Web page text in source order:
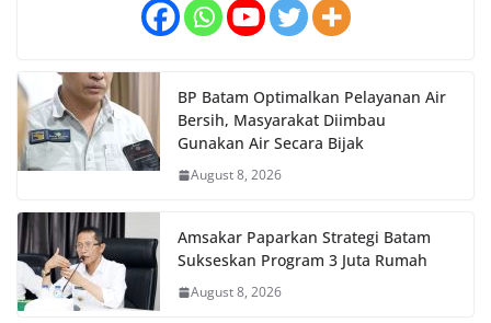
BP Batam Optimalkan Pelayanan Air
Bersih, Masyarakat Diimbau
Gunakan Air Secara Bijak
August 8, 2026
Amsakar Paparkan Strategi Batam
Sukseskan Program 3 Juta Rumah
August 8, 2026